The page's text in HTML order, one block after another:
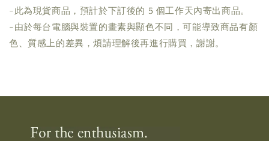
-此為現貨商品，預計於下訂後的 5 個工作天內寄出商品。
-由於每台電腦與裝置的畫素與顯色不同，可能導致商品有顏
色、質感上的差異，煩請理解後再進行購買，謝謝。